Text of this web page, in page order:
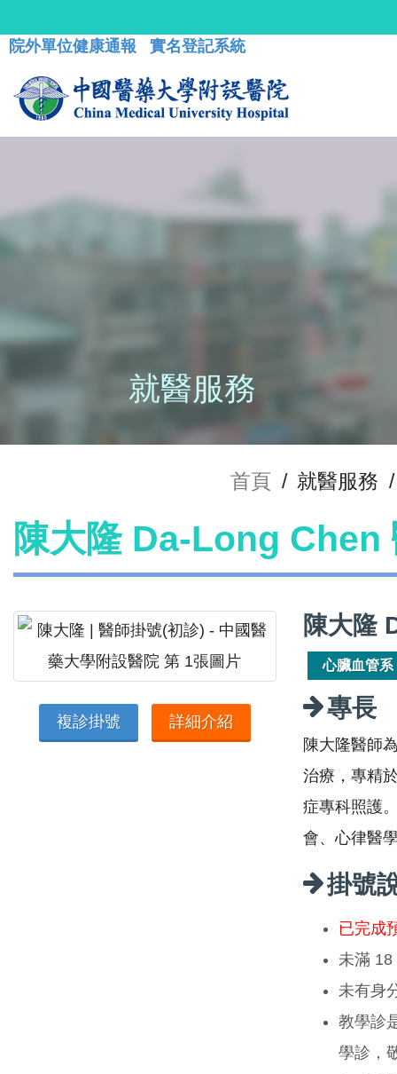
院外單位健康通報 實名登記系統
就醫服務
首頁 / 就醫服務 /
陳大隆 Da-Long Chen
複診掛號 詳細介紹
陳大隆
心臟血管系
專長
陳大隆醫師
治療，專精
症專科照護
會、心律醫
掛號
已完成
未滿 18
未有身
教學診
學診，